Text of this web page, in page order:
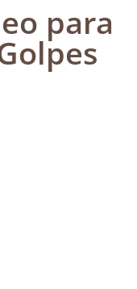
para